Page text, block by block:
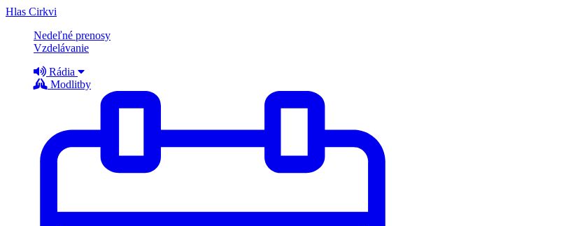
Hlas Cirkvi
Nedeľné prenosy
Vzdelávanie
Rádia
Modlitby